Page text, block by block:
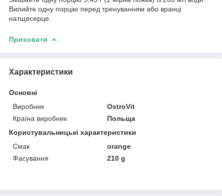
Випийте одну порцію перед тренуванням або вранці
натщесерце.
Приховати
Характеристики
Основні
Виробник
OstroVit
Країна виробник
Польща
Користувальницькі характеристики
Смак
orange
Фасування
210 g